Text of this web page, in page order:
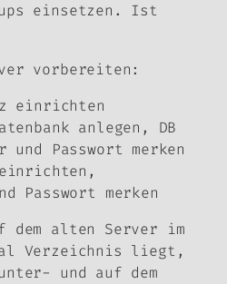
einsetzen. Ist
vorbereiten:
einrichten
anlegen, DB
und Passwort merken
Passwort merken
alten Server im
Verzeichnis liegt,
und auf dem